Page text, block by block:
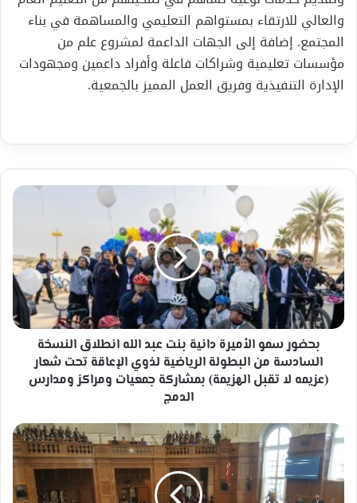
والعالي للارتقاء بمستواهم التعليمي والمساهمة في بناء
المجتمع. إضافة إلى الجهات الداعمة لمشروع علم من
مؤسسات تعليمية وشراكات فاعلة وأفراد داعمين ومجهودات
الإدارة التنفيذية وفريق العمل المميز بالجمعية.
بحضور
سمو
الأميرة
دانية
بنت
عبد
الله
انطلاق
النسخة
السادسة
البطولة
الإعاقة
تحت
شعار
(عزيمه
بحضور سمو الأميرة دانية بنت عبد الله انطلاق النسخة
السادسة من البطولة الرياضية لذوي الإعاقة تحت شعار
(عزيمه لا تقبل الهزيمة) بمشاركة جمعيات ومراكز ومدارس
الدمج
كيف
تصبح
وزيرا
في
حكومة